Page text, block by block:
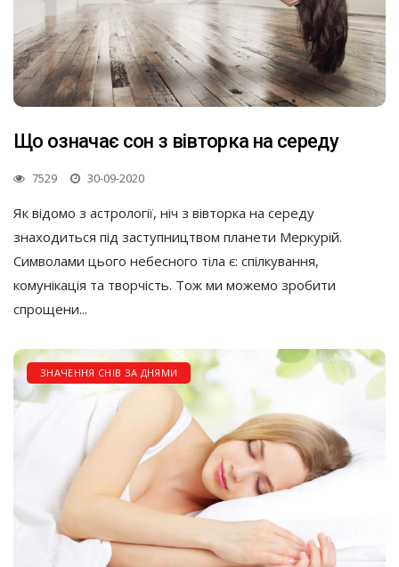
Що означає сон з вівторка на середу
7529 30-09-2020
Як відомо з астрології, ніч з вівторка на середу
знаходиться під заступництвом планети Меркурій.
Символами цього небесного тіла є: спілкування,
комунікація та творчість. Тож ми можемо зробити
спрощени...
ЗНАЧЕННЯ СНІВ ЗА ДНЯМИ